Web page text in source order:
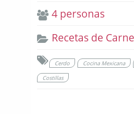
4 personas
Recetas de
Cerdo Cocina Mexicana
Costillas